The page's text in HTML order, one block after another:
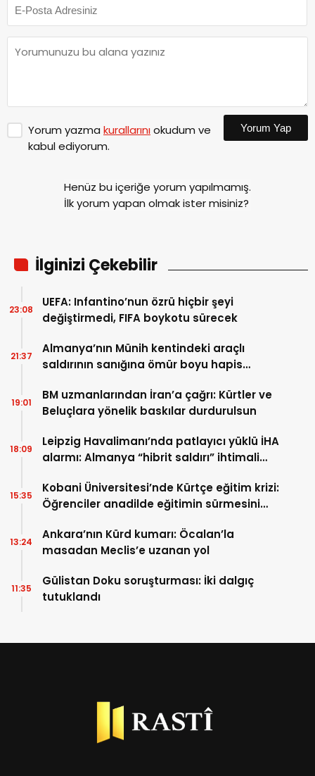
Yorum yazma kurallarınıokudum ve
kabul ediyorum.
Yorum Yap
Henüz bu içeriğe yorum yapılmamış.
İlk yorum yapan olmak ister misiniz?
İlginizi Çekebilir
UEFA: Infantino’nun özrü hiçbir şeyi
değiştirmedi, FIFA boykotu sürecek
23:08
Almanya’nın Münih kentindeki araçlı
saldırının sanığına ömür boyu hapis
21:37
BM uzmanlarından İran’a çağrı: Kürtler ve
Beluçlara yönelik baskılar durdurulsun
19:01
Leipzig Havalimanı’nda patlayıcı yüklü İHA
alarmı: Almanya “hibrit saldırı” ihtimali
18:09
Kobani Üniversitesi’nde Kürtçe eğitim krizi:
Öğrenciler anadilde eğitimin sürmesini
15:35
Ankara’nın Kürd kumarı: Öcalan’la
masadan Meclis’e uzanan yol
13:24
Gülistan Doku soruşturması: İki dalgıç
tutuklandı
11:35